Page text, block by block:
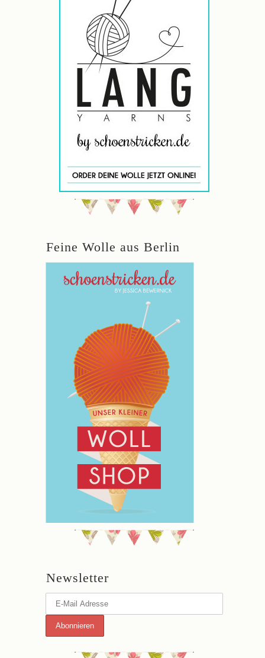
Feine Wolle aus Berlin
Newsletter